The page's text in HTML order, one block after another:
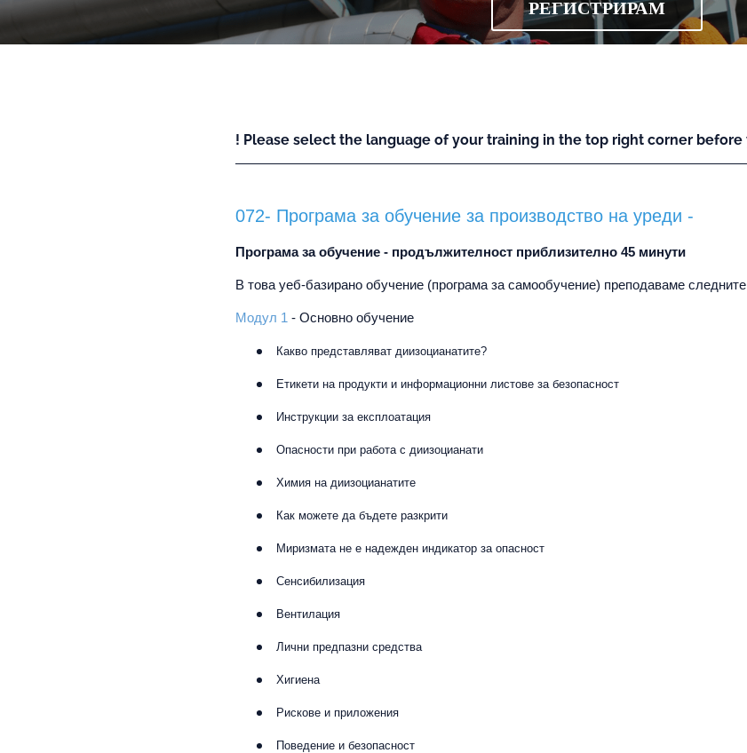
РЕГИСТРИРАМ
! Please select the language of your training in the top right corner
072- Програма за обучение за производство на уреди -
Програма за обучение - продължителност приблизително 45 минути
В това уеб-базирано обучение (програма за самообучение) преподаваме
Модул 1- Основно обучение
Какво представляват диизоцианатите?
Етикети на продукти и информационни листове за безопасност
Инструкции за експлоатация
Опасности при работа с диизоцианати
Химия на диизоцианатите
Как можете да бъдете разкрити
Миризмата не е надежден индикатор за опасност
Сенсибилизация
Вентилация
Лични предпазни средства
Хигиена
Рискове и приложения
Поведение и безопасност